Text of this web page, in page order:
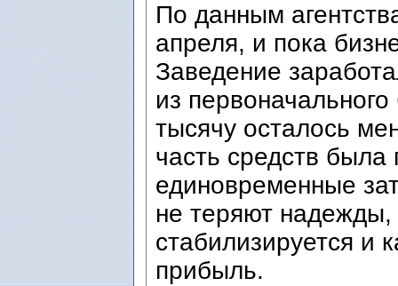
По данным
апреля, и пока
Заведение
из
тысячу осталось
часть средств была
единовременные
не теряют
стабилизируется и
прибыль.